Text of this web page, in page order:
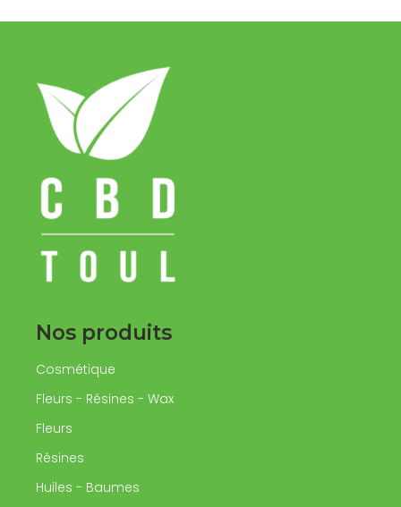
Nos produits
Cosmétique
Fleurs - Résines - Wax
Fleurs
Résines
Huiles - Baumes